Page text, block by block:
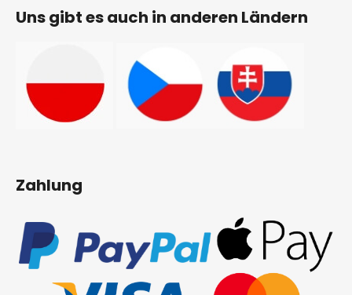
Uns gibt es auch in anderen Ländern
Zahlung